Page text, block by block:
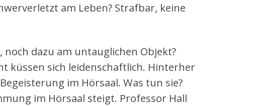
am Leben? Strafbar, keine
dazu am untauglichen Objekt?
küssen sich leidenschaftlich. Hinterher
im Hörsaal. Was tun sie?
im Hörsaal steigt. Professor Hall